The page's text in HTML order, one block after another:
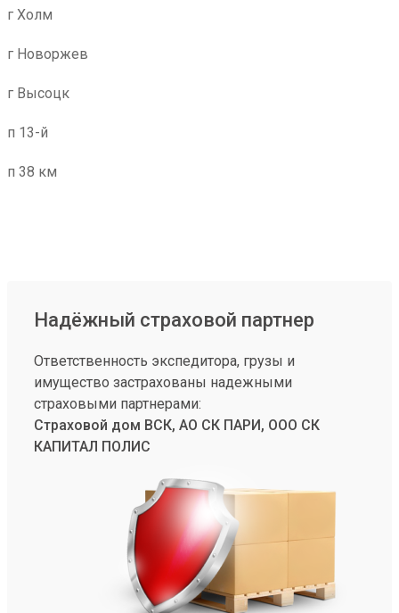
г Холм
г Новоржев
г Высоцк
п 13-й
п 38 км
Надёжный страховой партнер
Ответственность экспедитора, грузы и
имущество застрахованы надежными
страховыми партнерами:
Страховой дом ВСК, АО СК ПАРИ, ООО СК
КАПИТАЛ ПОЛИС